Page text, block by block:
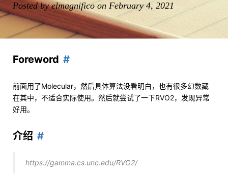
Posted by elmagnifico on February 4, 2021
Foreword
前面用了Molecular，然后具体算法没看明白，也有很多幻数藏
在其中，不适合实际使用。然后就尝试了一下RVO2，发现异常
好用。
介绍
https://gamma.cs.unc.edu/RVO2/